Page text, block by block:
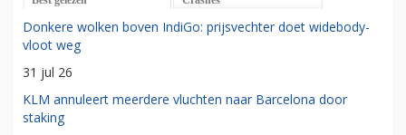
Donkere wolken boven IndiGo: prijsvechter doet widebody-
vloot weg
31 jul 26
KLM annuleert meerdere vluchten naar Barcelona door
staking